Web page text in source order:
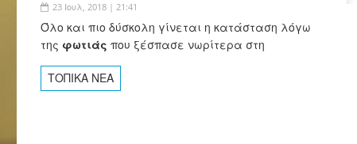
23 Ιουλ, 2018 | 21:41
Όλο και πιο δύσκολη γίνεται η κατάσταση λόγω
της φωτιάς που ξέσπασε νωρίτερα στη
ΤΟΠΙΚΑ ΝΕΑ